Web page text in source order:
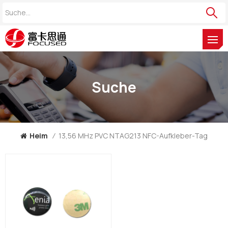
Suche
Heim / 13,56 MHz PVC NTAG213 NFC-Aufkleber-Tag